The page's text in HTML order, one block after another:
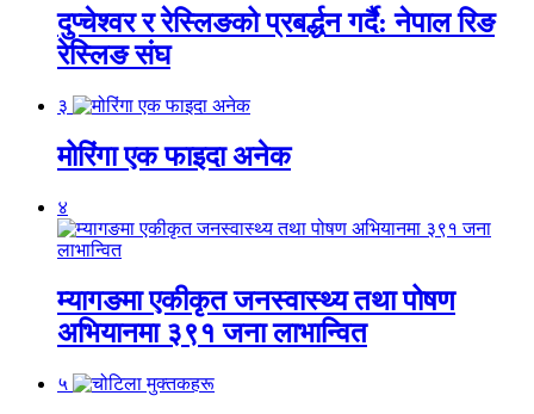
दुप्चेश्वर र रेस्लिङको प्रबर्द्धन गर्दै: नेपाल रिङ
रेस्लिङ संघ
३
मोरिंगा एक फाइदा अनेक
४
म्यागङमा एकीकृत जनस्वास्थ्य तथा पोषण
अभियानमा ३९१ जना लाभान्वित
५